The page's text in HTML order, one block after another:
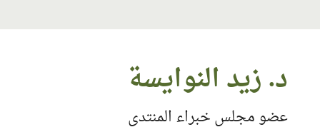
معلومات الاتصال
Znawaiseh@Yahoo.com
الموقع:https://afaip.com
د. زيد النوايسة
عضو مجلس خبراء المنتدى